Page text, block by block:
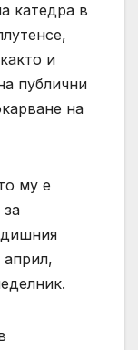
катедра в
и
публични
на
му е
април,